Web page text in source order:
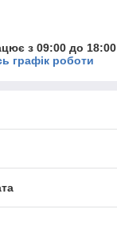
з 09:00 до 18:00
графік роботи